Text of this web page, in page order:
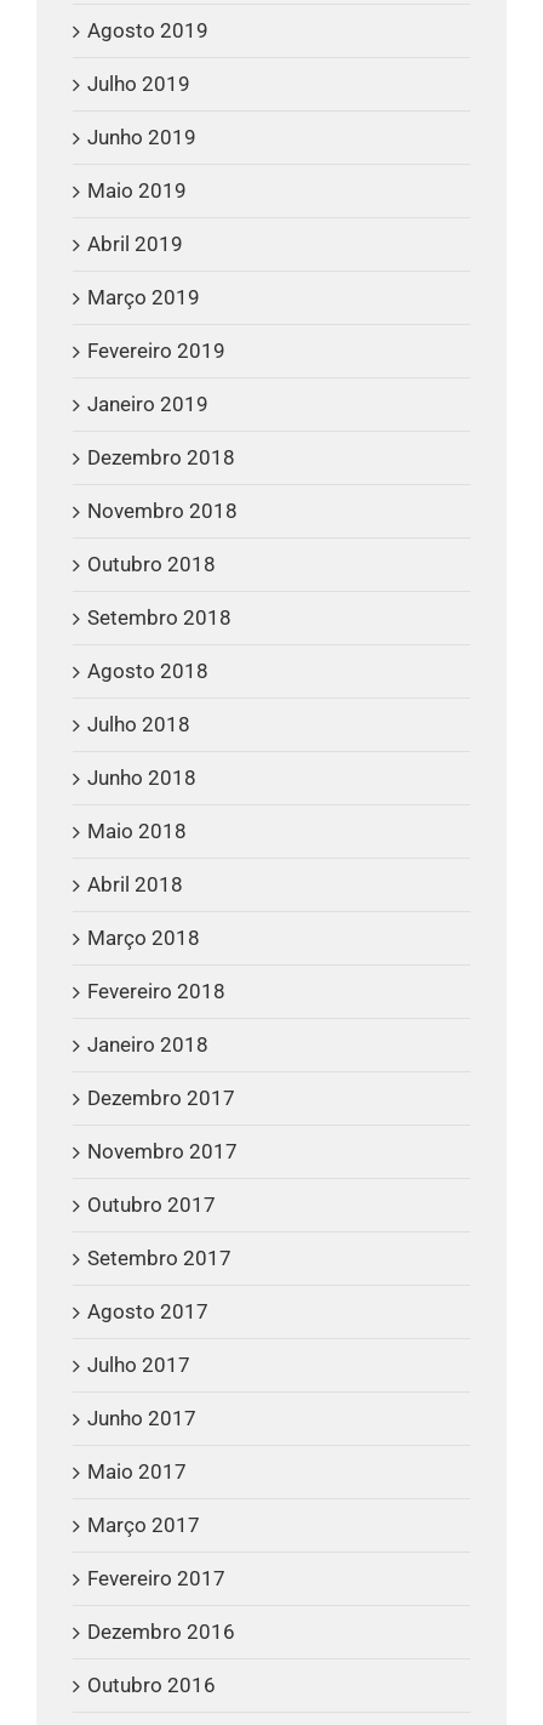
Agosto 2019
Julho 2019
Junho 2019
Maio 2019
Abril 2019
Março 2019
Fevereiro 2019
Janeiro 2019
Dezembro 2018
Novembro 2018
Outubro 2018
Setembro 2018
Agosto 2018
Julho 2018
Junho 2018
Maio 2018
Abril 2018
Março 2018
Fevereiro 2018
Janeiro 2018
Dezembro 2017
Novembro 2017
Outubro 2017
Setembro 2017
Agosto 2017
Julho 2017
Junho 2017
Maio 2017
Março 2017
Fevereiro 2017
Dezembro 2016
Outubro 2016